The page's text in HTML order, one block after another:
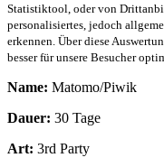
Statistiktool, oder von
personalisiertes, jedoch
erkennen. Über diese
besser für unsere Besucher
Name: Matomo/Piwik
Dauer: 30 Tage
Art: 3rd Party